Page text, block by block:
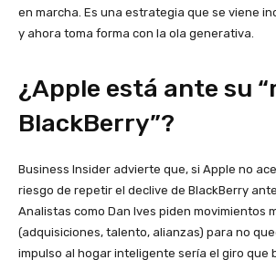
en marcha. Es una estrategia que se viene
y ahora toma forma con la ola generativa.
¿Apple está ante su
BlackBerry”?
Business Insider advierte que, si Apple no
riesgo de repetir el declive de BlackBerry
Analistas como Dan Ives piden movimientos
(adquisiciones, talento, alianzas) para no
impulso al hogar inteligente sería el giro que